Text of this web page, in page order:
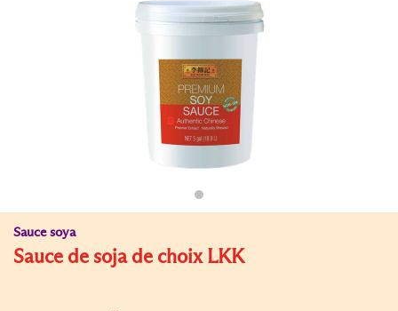
Sauce soya
Sauce de soja de choix LKK